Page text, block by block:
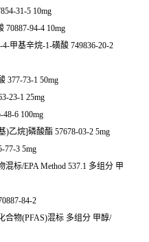
31-5 10mg
70887-94-4 10mg
甲基辛烷-1-磺酸 749836-20-2
377-73-1 50mg
23-1 25mg
6 100mg
)乙烷]磷酸酯 57678-03-2 5mg
77-3 5mg
标/EPA Method 537.1 多组分 甲
84-2
合物(PFAS)混标 多组分 甲醇/